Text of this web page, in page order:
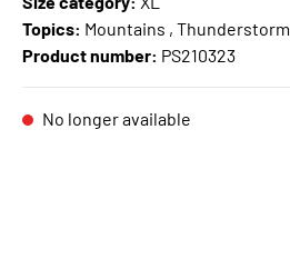
Topics: Mountains , Thunderstorm
Product number: PS210323
No longer available